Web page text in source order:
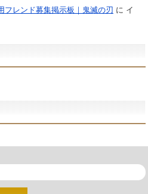
フレンド募集掲示板｜鬼滅の刃 に イ